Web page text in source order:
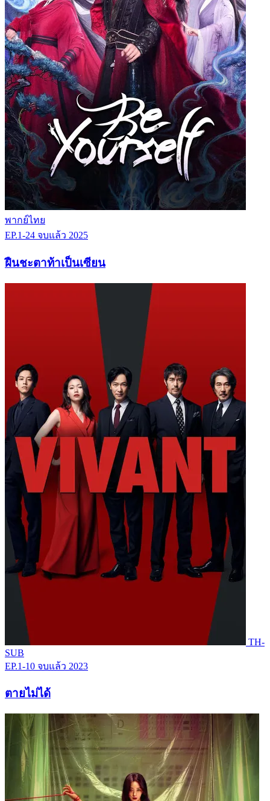
พากย์ไทย
EP.1-24 จบแล้ว 2025
ฝืนชะตาท้าเป็นเซียน
TH-
SUB
EP.1-10 จบแล้ว 2023
ตายไม่ได้